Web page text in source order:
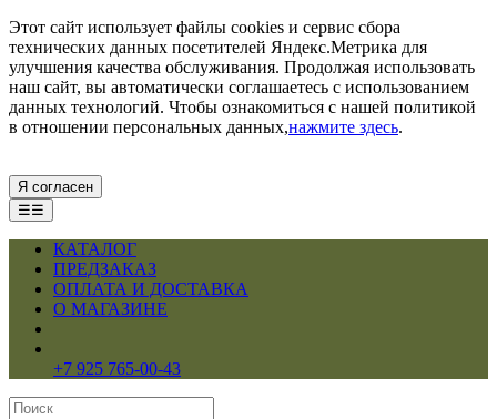
Этот сайт использует файлы cookies и сервис сбора
технических данных посетителей Яндекс.Метрика для
улучшения качества обслуживания. Продолжая использовать
наш сайт, вы автоматически соглашаетесь с использованием
данных технологий. Чтобы ознакомиться с нашей политикой
в отношении персональных данных,нажмите здесь.
Я согласен
☰☰
КАТАЛОГ
ПРЕДЗАКАЗ
ОПЛАТА И ДОСТАВКА
О МАГАЗИНЕ
+7 925 765-00-43